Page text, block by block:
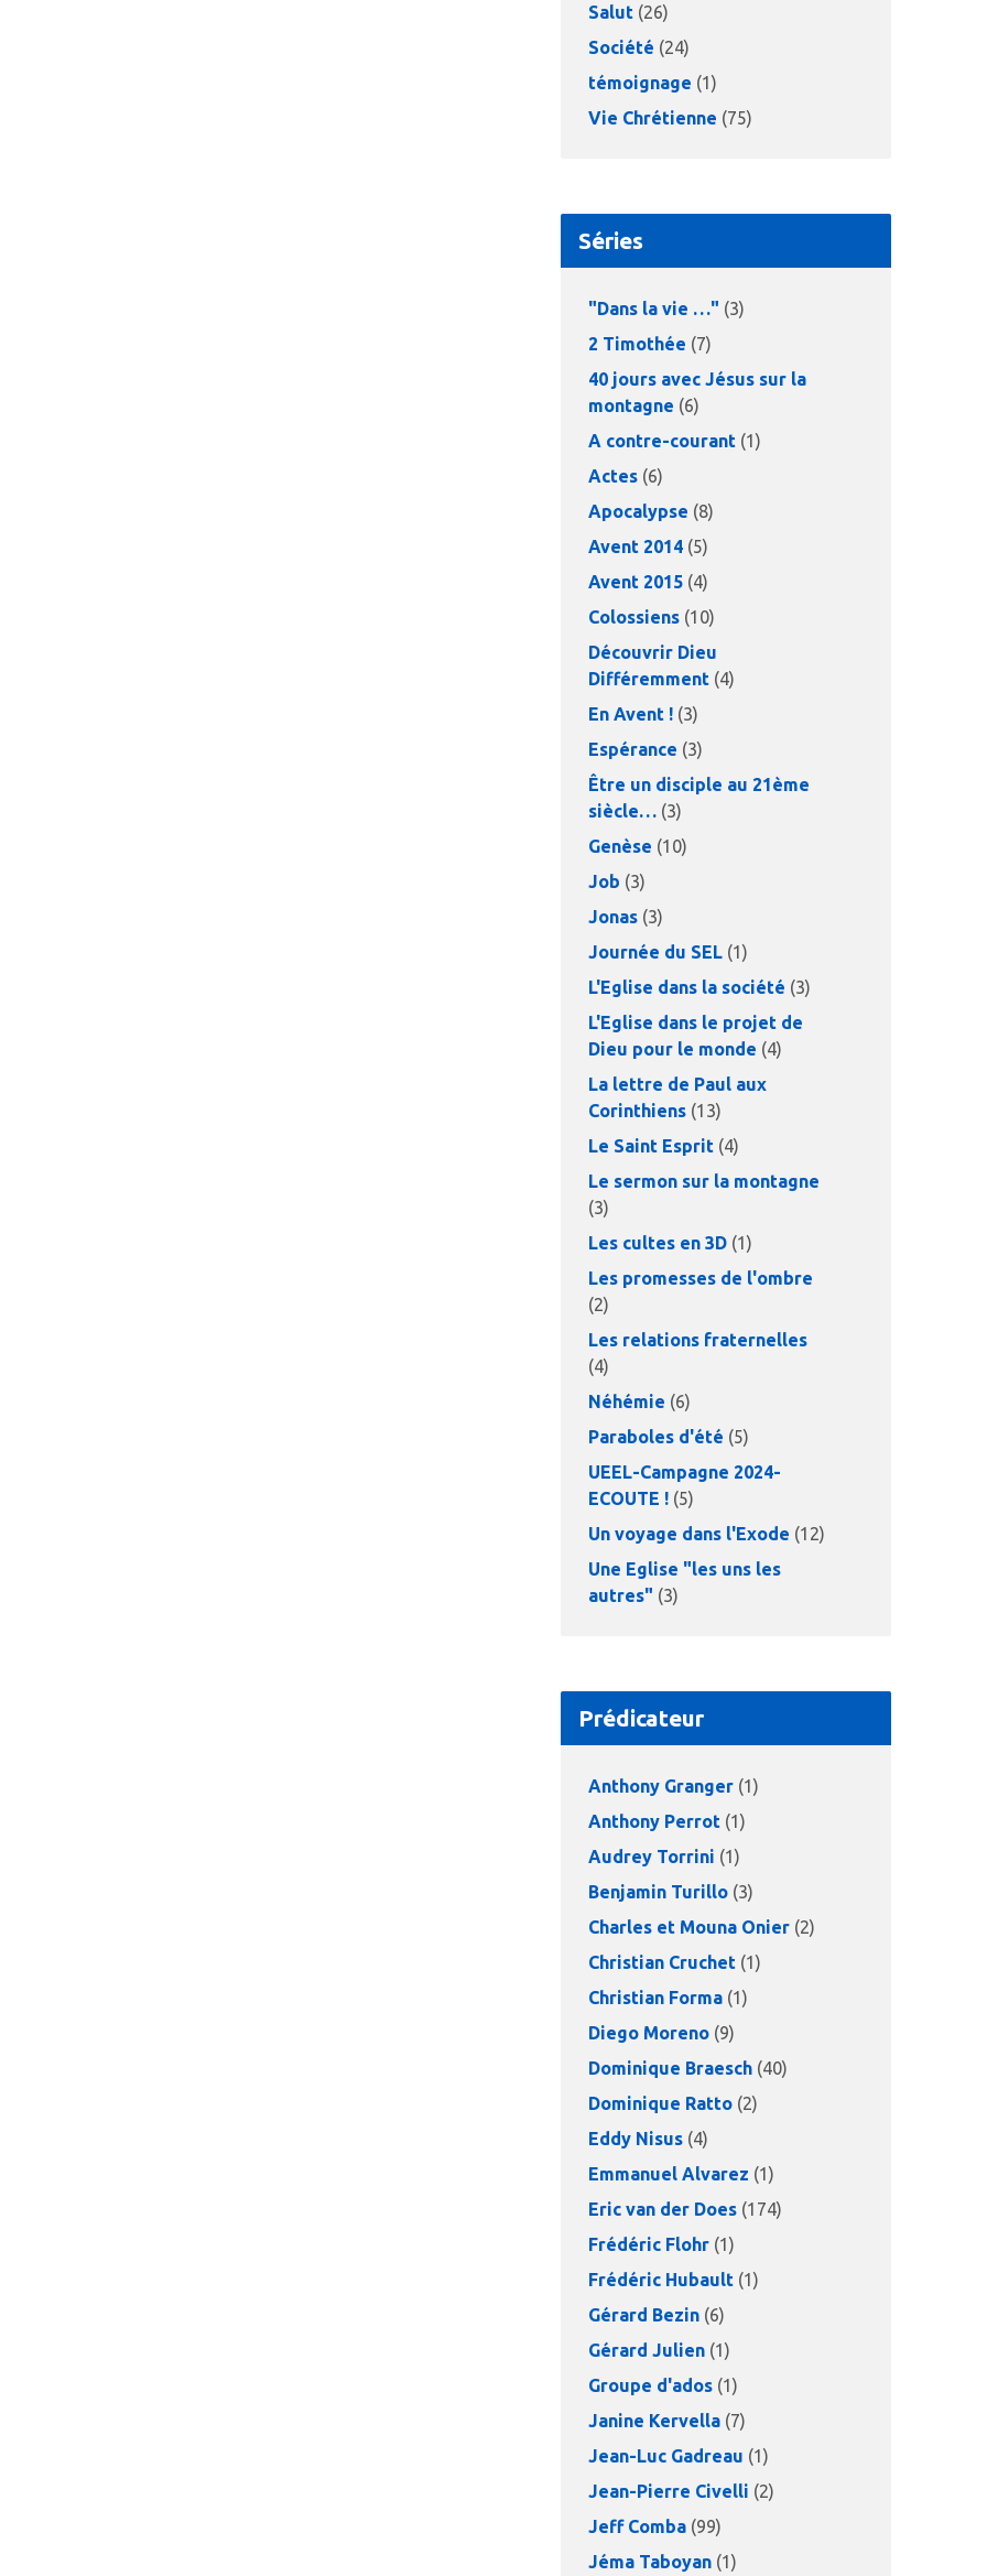
Salut (26)
Société (24)
témoignage (1)
Vie Chrétienne (75)
Séries
"Dans la vie …" (3)
2 Timothée (7)
40 jours avec Jésus sur la
montagne (6)
A contre-courant (1)
Actes (6)
Apocalypse (8)
Avent 2014 (5)
Avent 2015 (4)
Colossiens (10)
Découvrir Dieu
Différemment (4)
En Avent ! (3)
Espérance (3)
Être un disciple au 21ème
siècle… (3)
Genèse (10)
Job (3)
Jonas (3)
Journée du SEL (1)
L'Eglise dans la société (3)
L'Eglise dans le projet de
Dieu pour le monde (4)
La lettre de Paul aux
Corinthiens (13)
Le Saint Esprit (4)
Le sermon sur la montagne
(3)
Les cultes en 3D (1)
Les promesses de l'ombre
(2)
Les relations fraternelles
(4)
Néhémie (6)
Paraboles d'été (5)
UEEL-Campagne 2024-
ECOUTE ! (5)
Un voyage dans l'Exode (12)
Une Eglise "les uns les
autres" (3)
Prédicateur
Anthony Granger (1)
Anthony Perrot (1)
Audrey Torrini (1)
Benjamin Turillo (3)
Charles et Mouna Onier (2)
Christian Cruchet (1)
Christian Forma (1)
Diego Moreno (9)
Dominique Braesch (40)
Dominique Ratto (2)
Eddy Nisus (4)
Emmanuel Alvarez (1)
Eric van der Does (174)
Frédéric Flohr (1)
Frédéric Hubault (1)
Gérard Bezin (6)
Gérard Julien (1)
Groupe d'ados (1)
Janine Kervella (7)
Jean-Luc Gadreau (1)
Jean-Pierre Civelli (2)
Jeff Comba (99)
Jéma Taboyan (1)